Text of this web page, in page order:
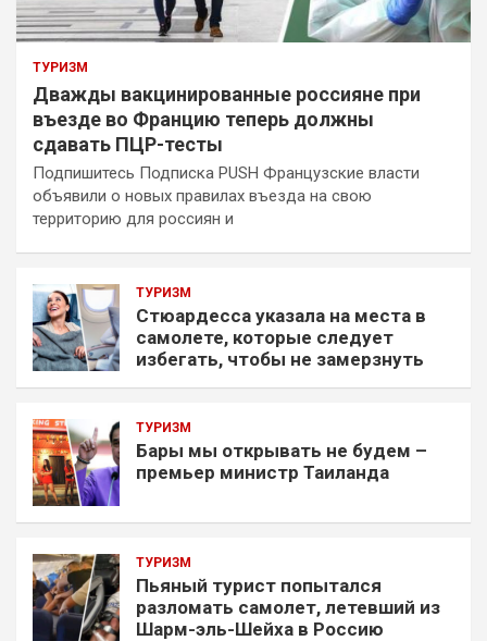
ТУРИЗМ
Дважды вакцинированные россияне при
въезде во Францию теперь должны
сдавать ПЦР-тесты
Подпишитесь Подписка PUSH Французские власти
объявили о новых правилах въезда на свою
территорию для россиян и
ТУРИЗМ
Стюардесса указала на места в
самолете, которые следует
избегать, чтобы не замерзнуть
ТУРИЗМ
Бары мы открывать не будем –
премьер министр Таиланда
ТУРИЗМ
Пьяный турист попытался
разломать самолет, летевший из
Шарм-эль-Шейха в Россию